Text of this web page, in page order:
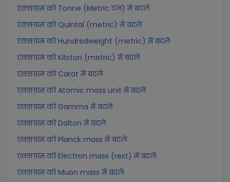
एक्सग्राम को Tonne (Metric टन) में बदलें
एक्सग्राम को Quintal (metric) में बदलें
एक्सग्राम को Hundredweight (metric) में बदलें
एक्सग्राम को Kiloton (metric) में बदलें
एक्सग्राम को Carat में बदलें
एक्सग्राम को Atomic mass unit में बदलें
एक्सग्राम को Gamma में बदलें
एक्सग्राम को Dalton में बदलें
एक्सग्राम को Planck mass में बदलें
एक्सग्राम को Electron mass (rest) में बदलें
एक्सग्राम को Muon mass में बदलें